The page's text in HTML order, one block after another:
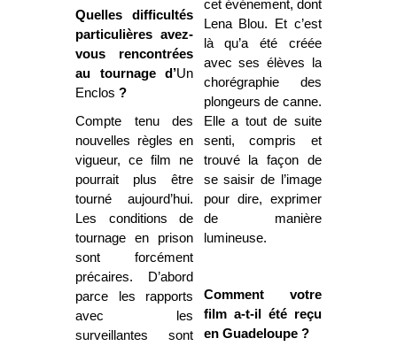
Quelles difficultés
particulières avez-
vous rencontrées
au tournage d’Un
Enclos ?
Compte tenu des
nouvelles règles en
vigueur, ce film ne
pourrait plus être
tourné aujourd’hui.
Les conditions de
tournage en prison
sont forcément
précaires. D’abord
parce les rapports
avec les
surveillantes sont
cet événement, dont
Lena Blou. Et c’est
là qu’a été créée
avec ses élèves la
chorégraphie des
plongeurs de canne.
Elle a tout de suite
senti, compris et
trouvé la façon de
se saisir de l’image
pour dire, exprimer
de manière
lumineuse.
Comment votre
film a-t-il été reçu
en Guadeloupe ?